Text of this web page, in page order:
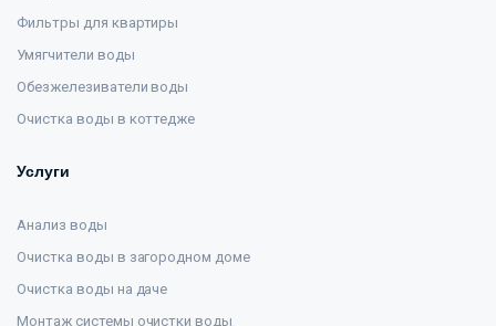
Фильтры для квартиры
Умягчители воды
Обезжелезиватели воды
Очистка воды в коттедже
Услуги
Анализ воды
Очистка воды в загородном доме
Очистка воды на даче
Монтаж системы очистки воды